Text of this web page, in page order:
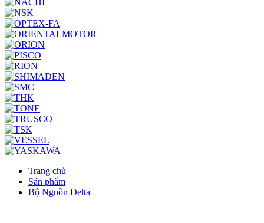
Trang chủ
Sản phẩm
Bộ Nguồn Delta